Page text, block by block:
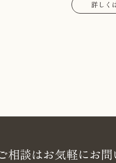
詳しく
相談はお気軽にお